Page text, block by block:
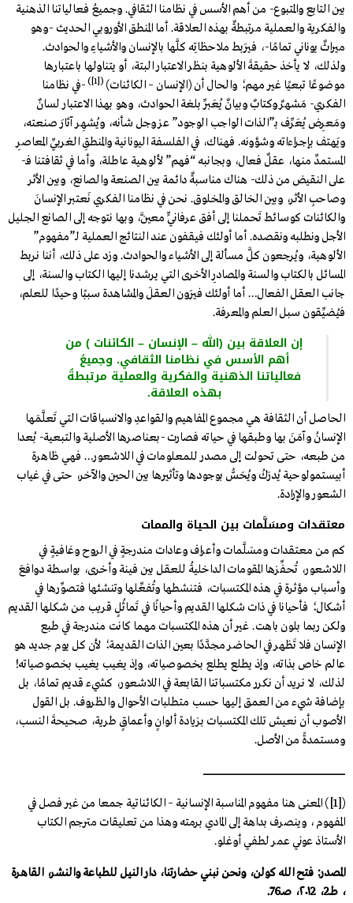
بين التابع والمتبوع- من أهم الأسس في نظامنا الثقافي. وجميعُ فعالياتنا الذهنية
والفكرية والعملية مرتبطةٌ بهذه العلاقة. أما المنطق الأوروبي الحديث -وهو
ميراثٌ يوناني تمامًا-، فيَربط ملاحظاتِه كلَّها بالإنسان والأشياءِ والحوادث.
ولذلك، لا يأخذ حقيقةَ الألوهية بنظر الاعتبار البتة، أو يتناولها باعتبارها
موضوعًا تبعيًا غير مهم؛ والحال أن (الإنسان – الكائنات) (
[1]
) -في نظامنا
الفكري- مَشهرٌ وكتابٌ وبيانٌ يُعَبِّر بلغة الحوادث، وهو بهذا الاعتبار لسانٌ
ومَعرِض يُعَرِّف بـ”الذات الواجب الوجود” عز وجل شأنه، ويُشهِر آثارَ صنعته،
ويَهتف بإجراءاته وشؤونه. فهناك، في الفلسفة اليونانية والمنطقِ الغربيِّ المعاصرِ
المستمدِّ منها، عقلٌ فعال، وبجانبه “فهم” لألوهية عاطلة، وأما في ثقافتنا فـ-
على النقيض من ذلك- هناك مناسبةٌ دائمة بين الصنعة والصانع، وبين الأثر
وصاحبِ الأثر، وبين الخالق والمخلوق. نحن في نظامنا الفكري نَعتبِر الإنسانَ
والكائنات كوسائط تَحملنا إلى أفق عرفانيٍّ معيَّن، وبها نتوجه إلى الصانع الجليل
الأجل ونطلبه ونقصده. أما أولئك فيقفون عند النتائج العملية لـ”مفهوم”
الألوهية، ويُرجعون كلَّ مسألة إلى الأشياء والحوادث. وزد على ذلك، أننا نربط
المسائل بالكتاب والسنة والمصادرِ الأخرى التي يرشدنا إليها الكتاب والسنة، إلى
جانب العقل الفعال… أما أولئك فيَرون العقلَ والمشاهدة سببًا وحيدًا للعلم،
فيُضيِّقون سبل العلم والمعرفة.
إن العلاقة بين (الله – الإنسان – الكائنات ) من
أهم الأسس في نظامنا الثقافي. وجميعُ
فعالياتنا الذهنية والفكرية والعملية مرتبطةٌ
بهذه العلاقة.
الحاصل أن الثقافة هي مجموع المفاهيم والقواعدِ والانسياقات التي تَعلَّمَها
الإنسانُ وآمَنَ بها وطبقها في حياته فصارت -بعناصرها الأصلية والتبعية- بُعدا
من طبعه، حتى تحولت إلى مصدر للمعلومات في اللاشعور… فهي ظاهرة
أبيستمولوحية يُدرَكُ ويُحَسُّ بوجودها وتأثيرِها بين الحين والآخر، حتى في غياب
الشعور والإرادة.
معتقدات ومسَلَّمات بين الحياة والممات
كم من معتقدات ومسَلَّمات وأعراف وعادات مندرجةٍ في الروح وغافيةٍ في
اللاشعور، تُحفِّزها المقومات الداخليةُ للعقل بين فينة وأخرى، بواسطة دوافعَ
وأسباب مؤثرة في هذه المكتسبات، فتنشطها وتُفعِّلها وتنشئها فتصوِّرها في
أشكال؛ فأحيانا في ذات شكلها القديم وأحيانًا في تَماثُلٍ قريب من شكلها القديم
ولكن ربما بلون باهت. غير أن هذه المكتسبات مهما كانت مندرجة في طبع
الإنسان فلا تَظهر في الحاضر مجدَّدًا بعين الذات القديمة؛ لأن كل يوم جديد هو
عالم خاص بذاته، وإذ يطلع يطلع بخصوصياته، وإذ يغيب يغيب بخصوصياته!
لذلك، لا نريد أن نكرر مكتسباتنا القابعة في اللاشعور، كشيء قديم تمامًا، بل
بإضافة شيء من العمق إليها حسب متطلبات الأحوال والظروف. بل القول
الأصوب أن نعيش تلك المكتسبات بزيادة ألوانٍ وأعماقٍ طرية، صحيحةَ النسب،
ومستمدةً من الأصل.
ــــــــــــــــــــــــــــــــــــــــــــــــــــــــــــــــــــــــــــــــــــــــــــــــــــــــــــــــــــــــــــــــــــــــــــــــــــــــــــــــــــــــــــــــــــ
([1]) المعنى هنا مفهوم المناسبة الإنسانية – الكائناتية جمعا من غير فصل في
المفهوم ، وينصرف بداهة إلى المادي برمته وهذا من تعليقات مترجم الكتاب
الأستاذ عوني عمر لطفي أوغلو.
المصدر: فتح الله كولن، ونحن نبني حضارتنا، دار النيل للطباعة والنشر، القاهرة
، طـ2، ٢٠١2، صـ76.